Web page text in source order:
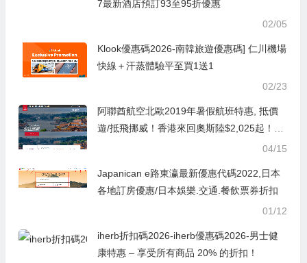
7最新酒店預訂93至95折優惠
02/05
Klook優惠碼2026-南韓旅遊優惠碼] 仁川機場
快線＋汗蒸體驗平至買1送1
02/23
阿聯酋航空北歐2019年暑假航班特惠, 抵價
遊/抵飛挪威！香港來回奧斯陸$2,025起！丹
04/15
Japanican e路東瀛最新優惠代碼2022,日本
各地訂房優惠/日本娛樂.交通.餐飲票券折扣
01/12
iherb折扣碼2026-iherb優惠碼2026-男士健
康特惠 – 享受所有商品 20% 的折扣！